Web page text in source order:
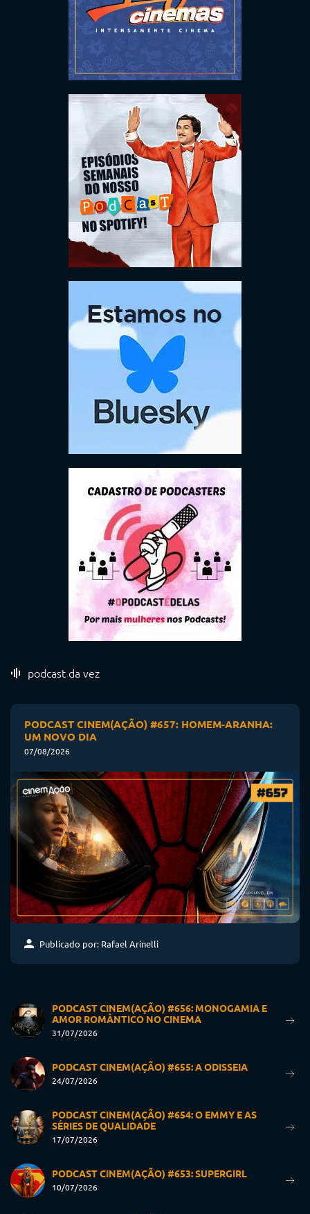
podcast da vez
PODCAST CINEM(AÇÃO) #657: HOMEM-ARANHA:
UM NOVO DIA
07/08/2026
Publicado por: Rafael Arinelli
PODCAST CINEM(AÇÃO) #656: MONOGAMIA E
AMOR ROMÂNTICO NO CINEMA
31/07/2026
PODCAST CINEM(AÇÃO) #655: A ODISSEIA
24/07/2026
PODCAST CINEM(AÇÃO) #654: O EMMY E AS
SÉRIES DE QUALIDADE
17/07/2026
PODCAST CINEM(AÇÃO) #653: SUPERGIRL
10/07/2026